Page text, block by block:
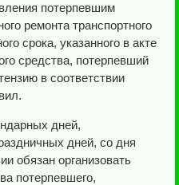
потерпевшим
ремонта транспортного
срока, указанного в акте
средства, потерпевший
в соответствии
дней,
дней, со дня
обязан организовать
потерпевшего,